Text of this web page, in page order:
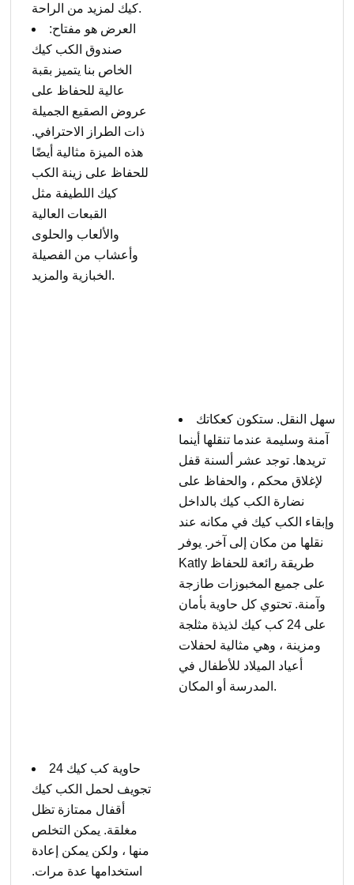
كيك لمزيد من الراحة.
العرض هو مفتاح:
صندوق الكب كيك
الخاص بنا يتميز بقبة
عالية للحفاظ على
عروض الصقيع الجميلة
ذات الطراز الاحترافي.
هذه الميزة مثالية أيضًا
للحفاظ على زينة الكب
كيك اللطيفة مثل
القبعات العالية
والألعاب والحلوى
وأعشاب من الفصيلة
الخبازية والمزيد.
سهل النقل. ستكون كعكاتك
آمنة وسليمة عندما تنقلها أينما
تريدها. توجد عشر ألسنة قفل
لإغلاق محكم ، والحفاظ على
نضارة الكب كيك بالداخل
وإبقاء الكب كيك في مكانه عند
نقلها من مكان إلى آخر. يوفر
Katly طريقة رائعة للحفاظ
على جميع المخبوزات طازجة
وآمنة. تحتوي كل حاوية بأمان
على 24 كب كيك لذيذة مثلجة
ومزينة ، وهي مثالية لحفلات
أعياد الميلاد للأطفال في
المدرسة أو المكان.
24 حاوية كب كيك
تجويف لحمل الكب كيك
أقفال ممتازة تظل
مغلقة. يمكن التخلص
منها ، ولكن يمكن إعادة
استخدامها عدة مرات.